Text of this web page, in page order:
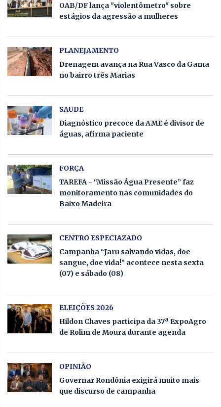
OAB/DF lança "violentômetro" sobre
estágios da agressão a mulheres
PLANEJAMENTO
Drenagem avança na Rua Vasco da Gama
no bairro três Marias
SAUDE
Diagnóstico precoce da AME é divisor de
águas, afirma paciente
FORÇA
TAREFA - “Missão Água Presente” faz
monitoramento nas comunidades do
Baixo Madeira
CENTRO ESPECIAZADO
Campanha “Jaru salvando vidas, doe
sangue, doe vida!” acontece nesta sexta
(07) e sábado (08)
ELEIÇÕES 2026
Hildon Chaves participa da 37ª ExpoAgro
de Rolim de Moura durante agenda
OPINIÃO
Governar Rondônia exigirá muito mais
que discurso de campanha